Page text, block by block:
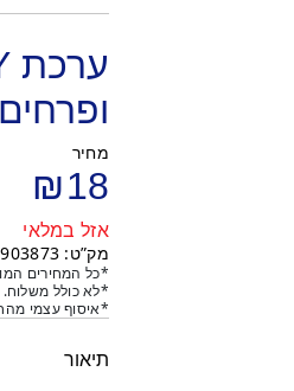
מחיר
₪18
אזל במלאי
מק”ט: 9903873
*כל המחירים
*לא כולל משלוח.
*איסוף עצמי
תיאור